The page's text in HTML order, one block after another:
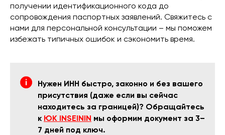
получении идентификационного кода до
сопровождения паспортных заявлений. Свяжитесь с
нами для персональной консультации – мы поможем
избежать типичных ошибок и сэкономить время.
Нужен ИНН быстро, законно и без вашего
присутствия (даже если вы сейчас
находитесь за границей)? Обращайтесь
к ЮК INSEININ мы оформим документ за 3–
7 дней под ключ.